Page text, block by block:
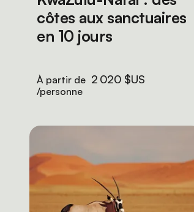
côtes aux sanctuaires
en 10 jours
À partir de 2 020 $US
/personne